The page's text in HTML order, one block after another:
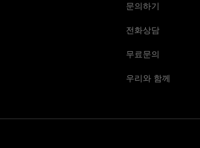
문의하기
전화상담
무료문의
우리와 함께